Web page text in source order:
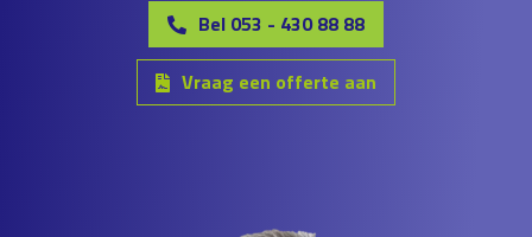
Bel 053 - 430 88 88
Vraag een offerte aan